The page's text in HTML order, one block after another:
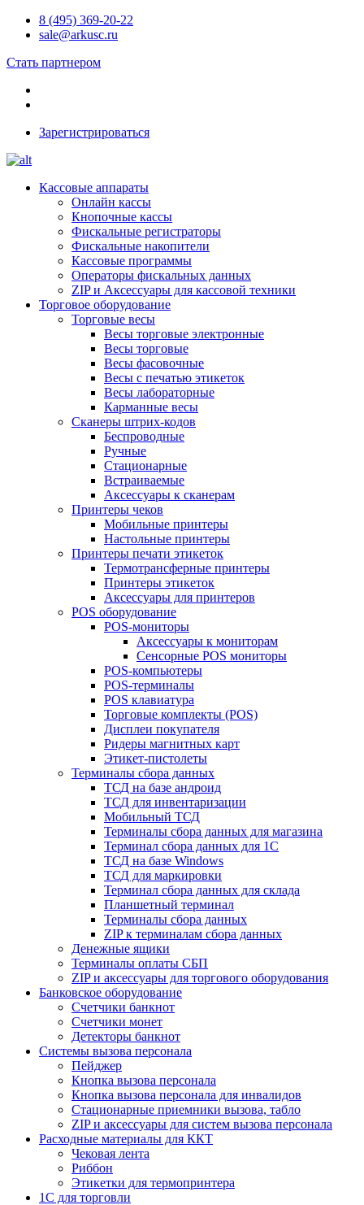
8 (495) 369-20-22
sale@arkusc.ru
Стать партнером
Зарегистрироваться
Кассовые аппараты
Онлайн кассы
Кнопочные кассы
Фискальные регистраторы
Фискальные накопители
Кассовые программы
Операторы фискальных данных
ZIP и Аксессуары для кассовой техники
Торговое оборудование
Торговые весы
Весы торговые электронные
Весы торговые
Весы фасовочные
Весы с печатью этикеток
Весы лабораторные
Карманные весы
Сканеры штрих-кодов
Беспроводные
Ручные
Стационарные
Встраиваемые
Аксессуары к сканерам
Принтеры чеков
Мобильные принтеры
Настольные принтеры
Принтеры печати этикеток
Термотрансферные принтеры
Принтеры этикеток
Аксессуары для принтеров
POS оборудование
POS-мониторы
Аксессуары к мониторам
Сенсорные POS мониторы
POS-компьютеры
POS-терминалы
POS клавиатура
Торговые комплекты (POS)
Дисплеи покупателя
Ридеры магнитных карт
Этикет-пистолеты
Терминалы сбора данных
ТСД на базе андроид
ТСД для инвентаризации
Мобильный ТСД
Терминалы сбора данных для магазина
Терминал сбора данных для 1C
ТСД на базе Windows
ТСД для маркировки
Терминал сбора данных для склада
Планшетный терминал
Терминалы сбора данных
ZIP к терминалам сбора данных
Денежные ящики
Терминалы оплаты СБП
ZIP и аксессуары для торгового оборудования
Банковское оборудование
Счетчики банкнот
Счетчики монет
Детекторы банкнот
Системы вызова персонала
Пейджер
Кнопка вызова персонала
Кнопка вызова персонала для инвалидов
Стационарные приемники вызова, табло
ZIP и аксессуары для систем вызова персонала
Расходные материалы для ККТ
Чековая лента
Риббон
Этикетки для термопринтера
1С для торговли